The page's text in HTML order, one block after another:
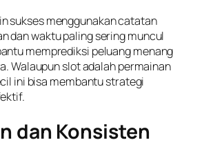
sukses menggunakan catatan
dan waktu paling sering muncul
memprediksi peluang menang
Walaupun slot adalah permainan
ini bisa membantu strategi
dan Konsisten